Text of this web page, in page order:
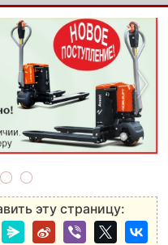
›
эту страницу: